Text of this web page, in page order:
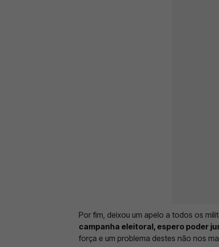
Por fim, deixou um apelo a todos os
campanha eleitoral, espero poder
força e um problema destes não nos